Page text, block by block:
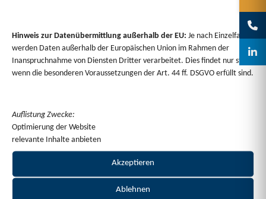
Hinweis zur Datenübermittlung außerhalb der EU: Je nach Einzelfall
werden Daten außerhalb der Europäischen Union im Rahmen der
Inanspruchnahme von Diensten Dritter verarbeitet. Dies findet nur statt,
wenn die besonderen Voraussetzungen der Art. 44 ff. DSGVO erfüllt sind.
Auflistung Zwecke:
Optimierung der Website
relevante Inhalte anbieten
Akzeptieren
Ablehnen